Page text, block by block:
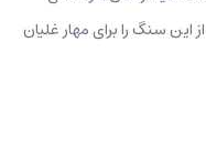
این سنگ را برای مهار غلیان